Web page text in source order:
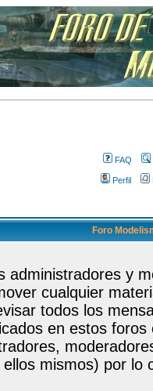
FAQ
Perfil
Foro
administradores y
cualquier
todos los
en estos
mismos) por lo